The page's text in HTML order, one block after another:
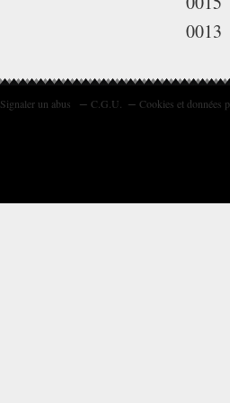
0013
Signaler un abus C.G.U. Cookies et données